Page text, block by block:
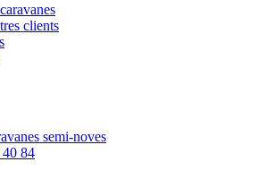
clients
semi-noves
40 84